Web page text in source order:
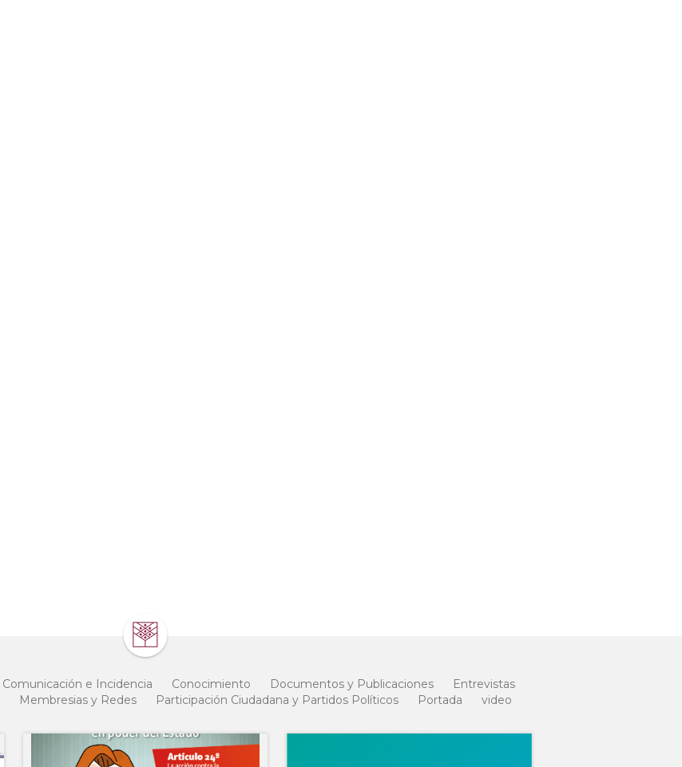
Comunicación e Incidencia Conocimiento Documentos y Publicaciones
Entrevistas
Membresias y Redes Participación Ciudadana y Partidos Políticos Portada video